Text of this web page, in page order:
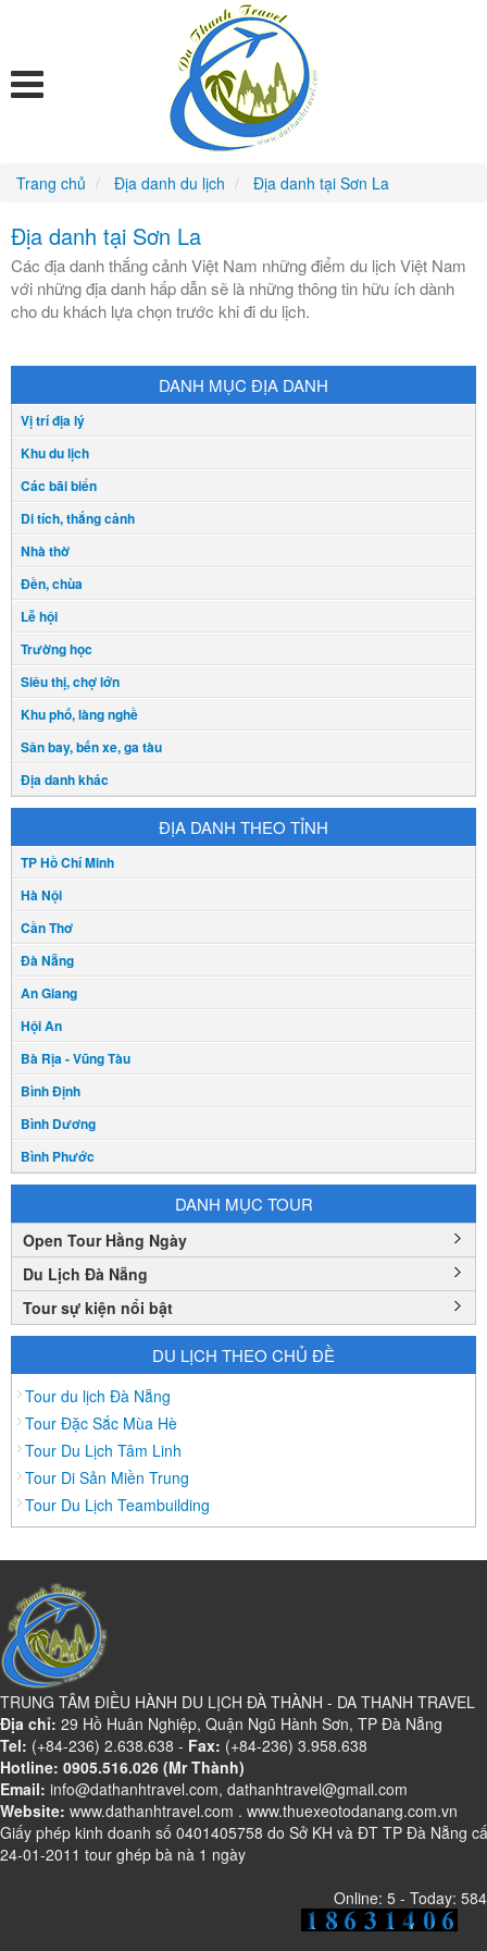
Trang chủ Địa danh du lịch Địa danh tại Sơn La
Địa danh tại Sơn La
Các địa danh thắng cảnh Việt Nam những điểm du lịch Việt Nam
với những địa danh hấp dẫn sẽ là những thông tin hữu ích dành
cho du khách lựa chọn trước khi đi du lịch.
DANH MỤC ĐỊA DANH
Vị trí địa lý
Khu du lịch
Các bãi biển
Di tích, thắng cảnh
Nhà thờ
Đền, chùa
Lễ hội
Trường học
Siêu thị, chợ lớn
Khu phố, làng nghề
Sân bay, bến xe, ga tàu
Địa danh khác
ĐỊA DANH THEO TỈNH
TP Hồ Chí Minh
Hà Nội
Cần Thơ
Đà Nẵng
An Giang
Hội An
Bà Rịa - Vũng Tàu
Bình Định
Bình Dương
Bình Phước
Bình Thuận
Bắc Cạn
Bắc Giang
Bắc Ninh
Bạc Liêu
Cao Bằng
Daknông
Đồng Nai
Đồng Tháp
Điện Biên
Gia Lai
Hà Giang
Hà Nam
Hà Tĩnh
Hà Tây
Hòa Bình
Hậu Giang
Hải Dương
DANH MỤC TOUR
Open Tour Hằng Ngày
Du Lịch Đà Nẵng
Tour sự kiện nổi bật
DU LỊCH THEO CHỦ ĐỀ
Tour du lịch Đà Nẵng
Tour Đặc Sắc Mùa Hè
Tour Du Lịch Tâm Linh
Tour Di Sản Miền Trung
Tour Du Lịch Teambuilding
TRUNG TÂM ĐIỀU HÀNH DU LỊCH ĐÀ THÀNH - DA THANH TRAVEL
Địa chỉ: 29 Hồ Huân Nghiệp, Quận Ngũ Hành Sơn, TP Đà Nẵng
Tel: (+84-236) 2.638.638 - Fax: (+84-236) 3.958.638
Hotline: 0905.516.026 (Mr Thành)
Email: info@dathanhtravel.com, dathanhtravel@gmail.com
Website: www.dathanhtravel.com . www.thuexeotodanang.com.vn
Giấy phép kinh doanh số 0401405758 do Sở KH và ĐT TP Đà Nẵng
24-01-2011 tour ghép bà nà 1 ngày
Online: 5 - Today: 584